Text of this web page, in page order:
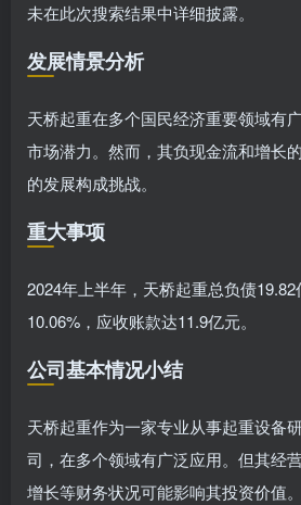
未在此次搜索结果中详细披露。
发展情景分析
天桥起重在多个国民经济重要领域有
市场潜力。然而，其负现金流和增长
的发展构成挑战。
重大事项
2024年上半年，天桥起重总负债
10.06%，应收账款达11.9亿元。
公司基本情况小结
天桥起重作为一家专业从事起重设备
司，在多个领域有广泛应用。但其经
增长等财务状况可能影响其投资价值